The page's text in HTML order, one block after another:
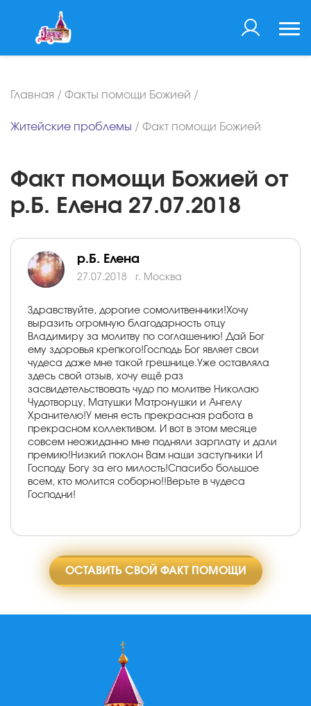
Главная / Факты помощи Божией /
Житейские проблемы / Факт помощи Божией
Факт помощи Божией от
р.Б. Елена 27.07.2018
р.Б. Елена
27.07.2018 г. Москва
Здравствуйте, дорогие сомолитвенники!Хочу
выразить огромную благодарность отцу
Владимиру за молитву по соглашению! Дай Бог
ему здоровья крепкого!Господь Бог являет свои
чудеса даже мне такой грешнице.Уже оставляла
здесь свой отзыв, хочу ещё раз
засвидетельствовать чудо по молитве Николаю
Чудотворцу, Матушки Матронушки и Ангелу
Хранителю!У меня есть прекрасная работа в
прекрасном коллективом. И вот в этом месяце
совсем неожиданно мне подняли зарплату и дали
премию!Низкий поклон Вам наши заступники И
Господу Богу за его милость!Спасибо большое
всем, кто молится соборно!!Верьте в чудеса
Господни!
ОСТАВИТЬ СВОЙ ФАКТ ПОМОЩИ